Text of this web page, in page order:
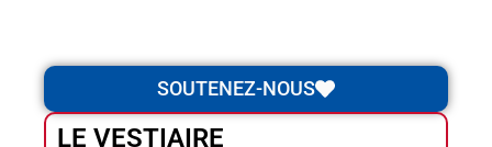
SOUTENEZ-NOUS
LE VESTIAIRE